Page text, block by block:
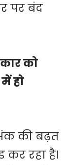
पर बंद
को
हो
की बढ़त
कर रहा है।